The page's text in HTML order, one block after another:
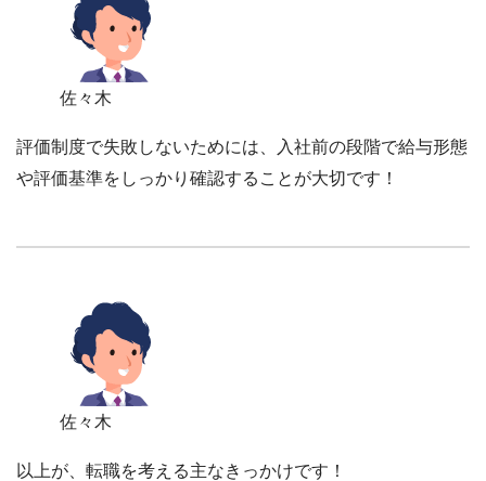
佐々木
評価制度で失敗しないためには、入社前の段階で給与形態
や評価基準をしっかり確認することが大切です！
佐々木
以上が、転職を考える主なきっかけです！